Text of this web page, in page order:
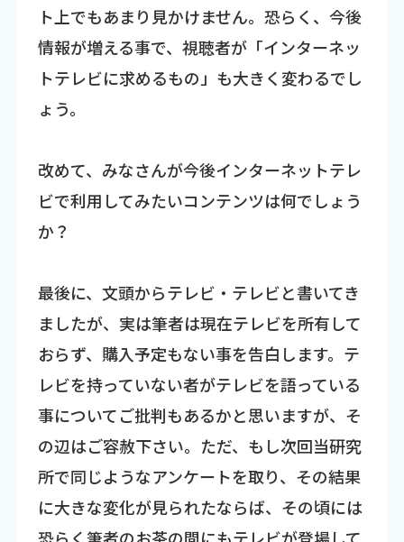
ト上でもあまり見かけません。恐らく、今後
情報が増える事で、視聴者が「インターネッ
トテレビに求めるもの」も大きく変わるでし
ょう。
改めて、みなさんが今後インターネットテレ
ビで利用してみたいコンテンツは何でしょう
か？
最後に、文頭からテレビ・テレビと書いてき
ましたが、実は筆者は現在テレビを所有して
おらず、購入予定もない事を告白します。テ
レビを持っていない者がテレビを語っている
事についてご批判もあるかと思いますが、そ
の辺はご容赦下さい。ただ、もし次回当研究
所で同じようなアンケートを取り、その結果
に大きな変化が見られたならば、その頃には
恐らく筆者のお茶の間にもテレビが登場して